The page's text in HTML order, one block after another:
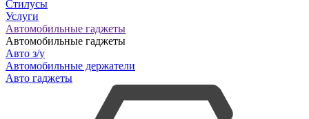
Стилусы
Услуги
Автомобильные гаджеты
Автомобильные гаджеты
Авто з/у
Автомобильные держатели
Авто гаджеты